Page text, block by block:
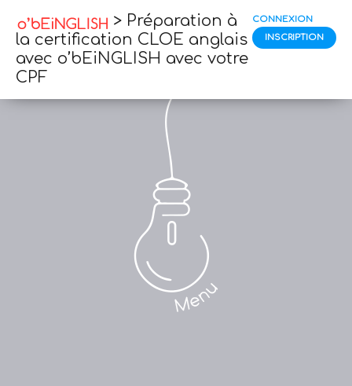
> Préparation à
la certification CLOE anglais
avec o’bEiNGLISH avec votre
CPF
CONNEXION
INSCRIPTION